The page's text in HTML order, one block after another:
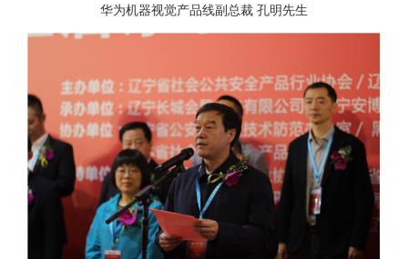
华为机器视觉产品线副总裁 孔明先生